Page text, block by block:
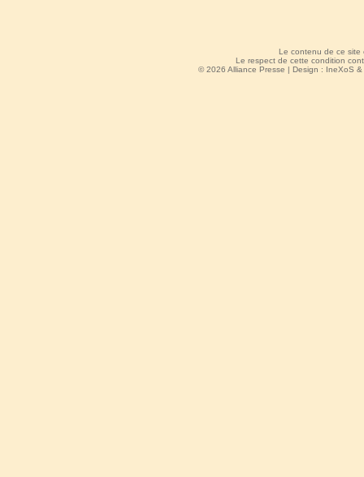
Le contenu de ce site
Le respect de cette condition
© 2026 Alliance Presse | Design : IneXoS &